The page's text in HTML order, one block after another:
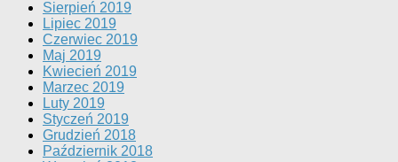
Sierpień 2019
Lipiec 2019
Czerwiec 2019
Maj 2019
Kwiecień 2019
Marzec 2019
Luty 2019
Styczeń 2019
Grudzień 2018
Październik 2018